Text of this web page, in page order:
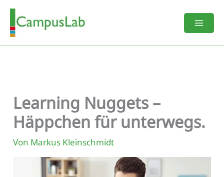
Zum
Inhalt
springen
Learning Nuggets –
Häppchen für unterwegs.
Von Markus Kleinschmidt